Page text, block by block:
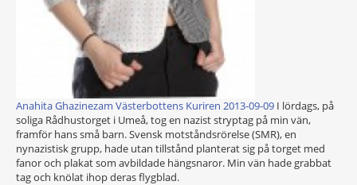
Anahita Ghazinezam Västerbottens Kuriren 2013-09-09 I lördags, på
soliga Rådhustorget i Umeå, tog en nazist stryptag på min vän,
framför hans små barn. Svensk motståndsrörelse (SMR), en
nynazistisk grupp, hade utan tillstånd planterat sig på torget med
fanor och plakat som avbildade hängsnaror. Min vän hade grabbat
tag och knölat ihop deras flygblad.